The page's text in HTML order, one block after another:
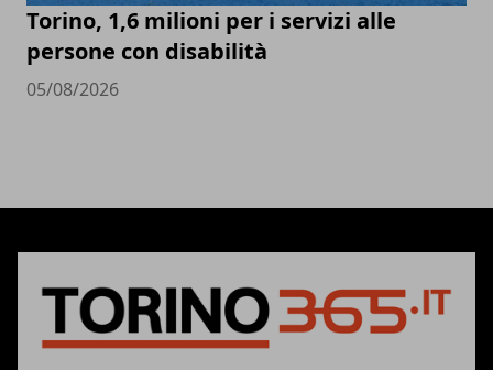
Torino, 1,6 milioni per i servizi alle
persone con disabilità
05/08/2026